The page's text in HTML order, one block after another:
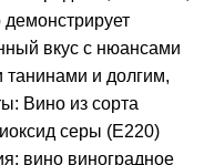
вкус с нюансами
танинами и долгим,
Вино из сорта
серы (Е220)
вино виноградное